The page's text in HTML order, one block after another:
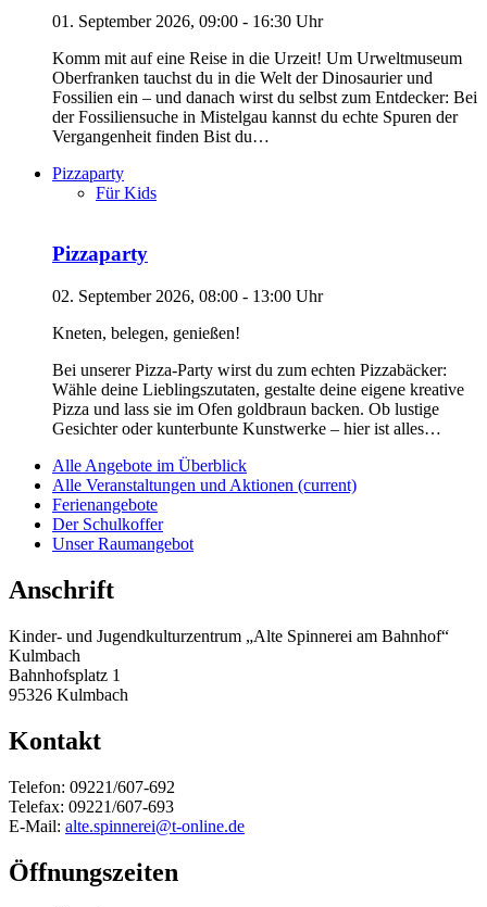
01. September 2026, 09:00 - 16:30 Uhr
Komm mit auf eine Reise in die Urzeit! Um Urweltmuseum
Oberfranken tauchst du in die Welt der Dinosaurier und
Fossilien ein – und danach wirst du selbst zum Entdecker: Bei
der Fossiliensuche in Mistelgau kannst du echte Spuren der
Vergangenheit finden Bist du…
Pizzaparty
Für Kids
Pizzaparty
02. September 2026, 08:00 - 13:00 Uhr
Kneten, belegen, genießen!
Bei unserer Pizza-Party wirst du zum echten Pizzabäcker:
Wähle deine Lieblingszutaten, gestalte deine eigene kreative
Pizza und lass sie im Ofen goldbraun backen. Ob lustige
Gesichter oder kunterbunte Kunstwerke – hier ist alles…
Alle Angebote im Überblick
Alle Veranstaltungen und Aktionen (current)
Ferienangebote
Der Schulkoffer
Unser Raumangebot
Anschrift
Kinder- und Jugendkulturzentrum „Alte Spinnerei am Bahnhof“
Kulmbach
Bahnhofsplatz 1
95326 Kulmbach
Kontakt
Telefon: 09221/607-692
Telefax: 09221/607-693
E-Mail: alte.spinnerei@t-online.de
Öffnungszeiten